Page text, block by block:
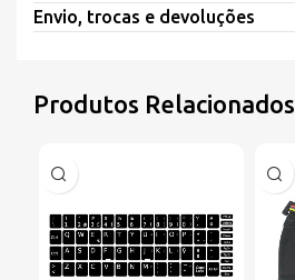
Envio, trocas e devoluções
Produtos Relacionados